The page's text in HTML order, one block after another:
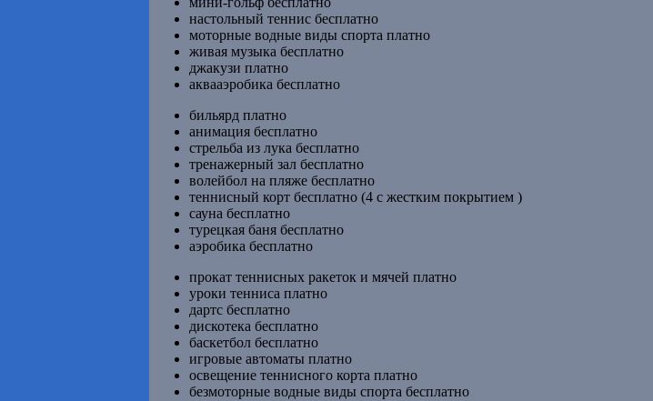
настольный теннис бесплатно
моторные водные виды спорта платно
живая музыка бесплатно
джакузи платно
аквааэробика бесплатно
бильярд платно
анимация бесплатно
стрельба из лука бесплатно
тренажерный зал бесплатно
волейбол на пляже бесплатно
теннисный корт бесплатно (4 с жестким покрытием )
сауна бесплатно
турецкая баня бесплатно
аэробика бесплатно
прокат теннисных ракеток и мячей платно
уроки тенниса платно
дартс бесплатно
дискотека бесплатно
баскетбол бесплатно
игровые автоматы платно
освещение теннисного корта платно
безмоторные водные виды спорта бесплатно